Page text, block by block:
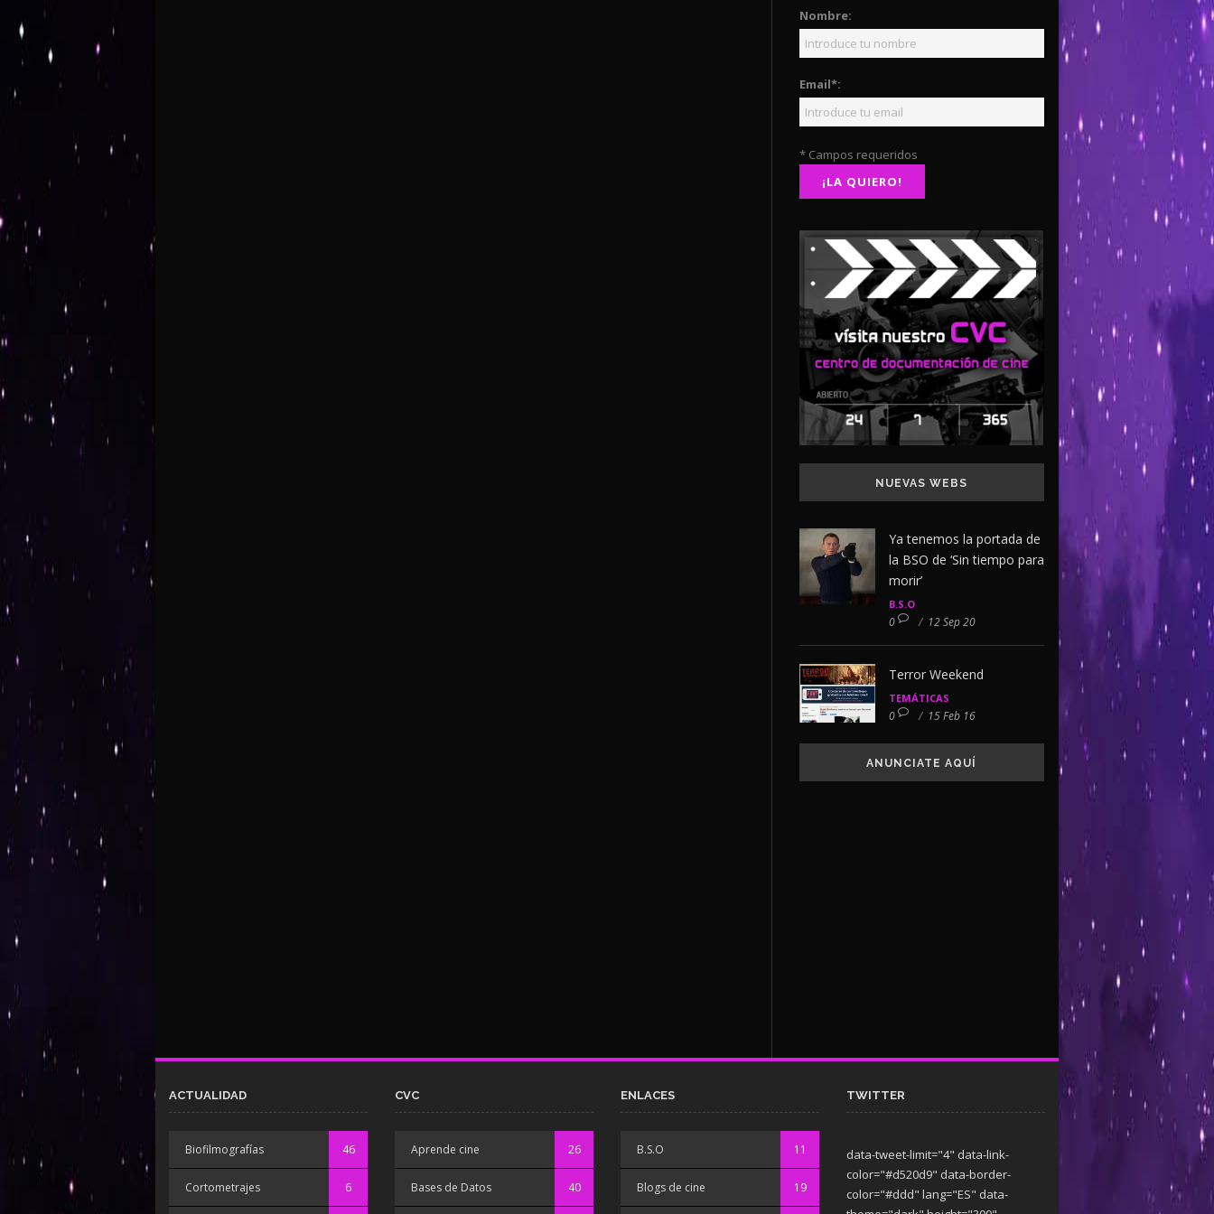
Nombre:
Email*:
* Campos requeridos
NUEVAS WEBS
Ya tenemos la portada de
la BSO de ‘Sin tiempo para
morir’
B.S.O
0 / 12 Sep 20
Terror Weekend
TEMÁTICAS
0 / 15 Feb 16
ANUNCIATE AQUÍ
ACTUALIDAD
Biofilmografías 46
Cortometrajes 6
CVC
Aprende cine 26
Bases de Datos 40
ENLACES
B.S.O 11
Blogs de cine 19
TWITTER
data-tweet-limit="4" data-link-
color="#d520d9" data-border-
color="#ddd" lang="ES" data-